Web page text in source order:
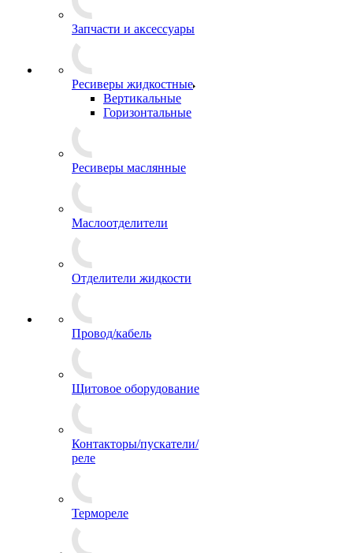
Запчасти и аксессуары
Ресиверы жидкостные
Вертикальные
Горизонтальные
Ресиверы маслянные
Маслоотделители
Отделители жидкости
Провод/кабель
Щитовое оборудование
Контакторы/пускатели/
реле
Термореле